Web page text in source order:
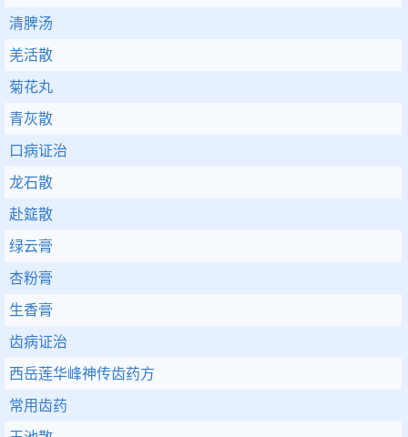
清脾汤
羌活散
菊花丸
青灰散
口病证治
龙石散
赴筵散
绿云膏
杏粉膏
生香膏
齿病证治
西岳莲华峰神传齿药方
常用齿药